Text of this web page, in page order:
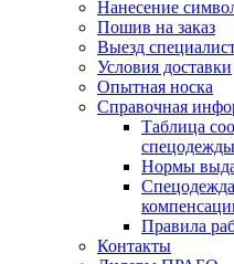
Нанесение
Пошив на заказ
Выезд
Условия доставки
Опытная носка
Справочная
Таблица
спецодежды
Нормы
Правила
Контакты